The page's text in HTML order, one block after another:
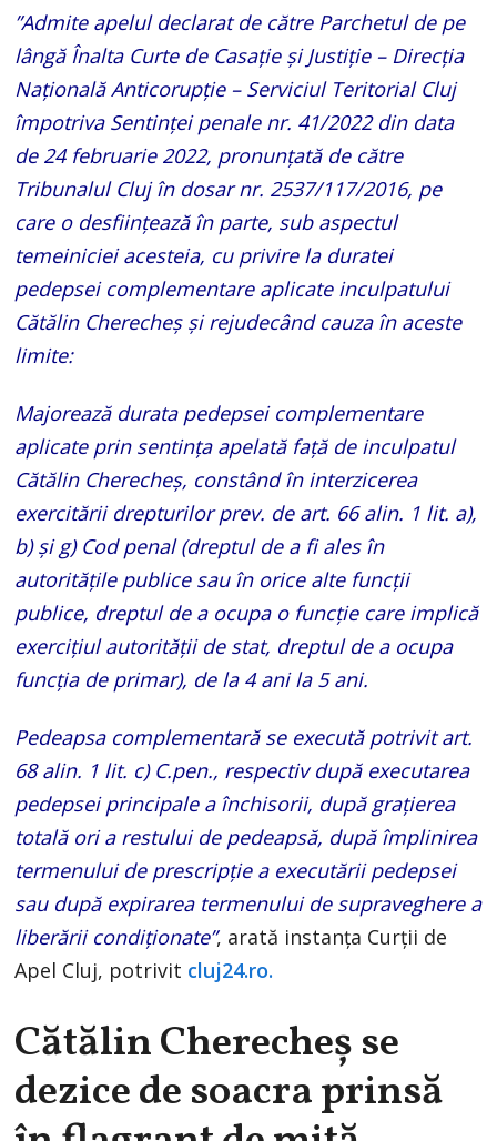
”Admite apelul declarat de către Parchetul de pe
lângă Înalta Curte de Casaţie şi Justiţie – Direcţia
Naţională Anticorupţie – Serviciul Teritorial Cluj
împotriva Sentinţei penale nr. 41/2022 din data
de 24 februarie 2022, pronunţată de către
Tribunalul Cluj în dosar nr. 2537/117/2016, pe
care o desfiinţează în parte, sub aspectul
temeiniciei acesteia, cu privire la duratei
pedepsei complementare aplicate inculpatului
Cătălin Cherecheș şi rejudecând cauza în aceste
limite:
Majorează durata pedepsei complementare
aplicate prin sentinţa apelată faţă de inculpatul
Cătălin Cherecheș, constând în interzicerea
exercitării drepturilor prev. de art. 66 alin. 1 lit. a),
b) şi g) Cod penal (dreptul de a fi ales în
autorităţile publice sau în orice alte funcţii
publice, dreptul de a ocupa o funcţie care implică
exerciţiul autorităţii de stat, dreptul de a ocupa
funcţia de primar), de la 4 ani la 5 ani.
Pedeapsa complementară se execută potrivit art.
68 alin. 1 lit. c) C.pen., respectiv după executarea
pedepsei principale a închisorii, după graţierea
totală ori a restului de pedeapsă, după împlinirea
termenului de prescripţie a executării pedepsei
sau după expirarea termenului de supraveghere a
liberării condiţionate”, arată instanța Curții de
Apel Cluj, potrivit cluj24.ro.
Cătălin Cherecheș se
dezice de soacra prinsă